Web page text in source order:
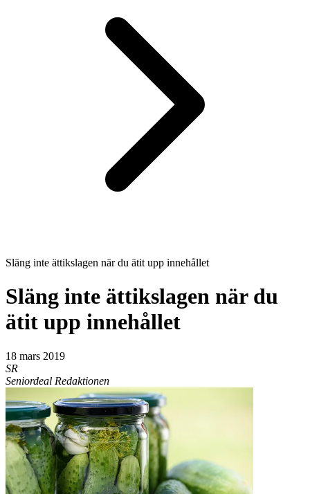
Släng inte ättikslagen när du ätit upp innehållet
Släng inte ättikslagen när du
ätit upp innehållet
18 mars 2019
SR
Seniordeal Redaktionen